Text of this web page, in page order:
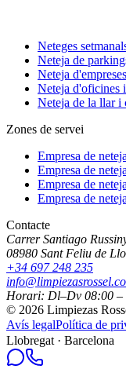
Neteges
Neteja de
Neteja d'empreses
Neteja d'oficines
Neteja de la llar i
Zones de servei
Empresa de
Empresa de
Empresa de
Empresa de
Contacte
Carrer Santiago
08980 Sant Feliu de
+34 697 248 235
Horari: Dl–Dv 08:00 –
© 2026 Limpiezas
Avís legalPolítica de
Llobregat · Barcelona